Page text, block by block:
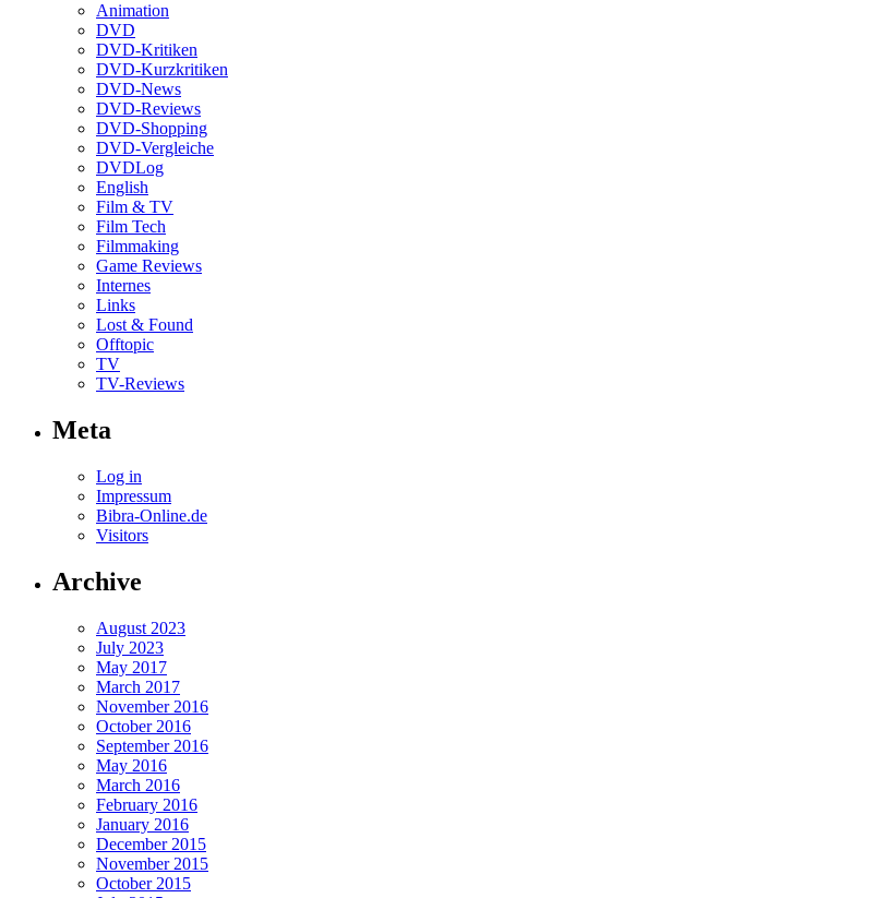
Animation
DVD
DVD-Kritiken
DVD-Kurzkritiken
DVD-News
DVD-Reviews
DVD-Shopping
DVD-Vergleiche
DVDLog
English
Film & TV
Film Tech
Filmmaking
Game Reviews
Internes
Links
Lost & Found
Offtopic
TV
TV-Reviews
Meta
Log in
Impressum
Bibra-Online.de
Visitors
Archive
August 2023
July 2023
May 2017
March 2017
November 2016
October 2016
September 2016
May 2016
March 2016
February 2016
January 2016
December 2015
November 2015
October 2015